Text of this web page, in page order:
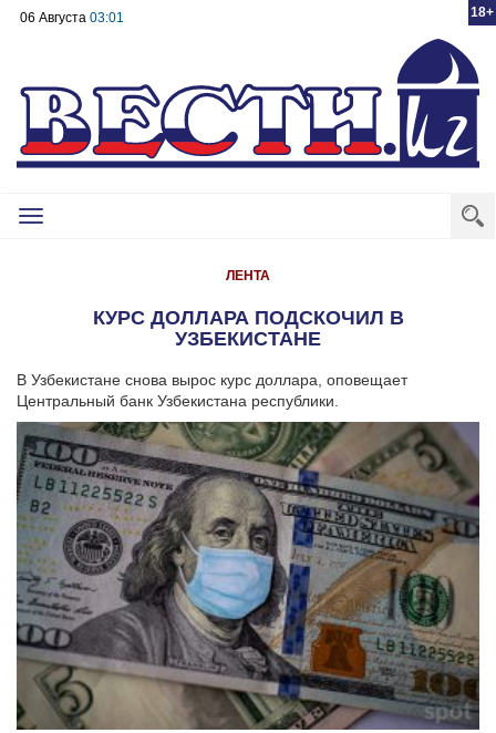
18+
06 Августа 03:01
Toggle
ЛЕНТА
КУРС ДОЛЛАРА ПОДСКОЧИЛ В
УЗБЕКИСТАНЕ
В Узбекистане снова вырос курс доллара, оповещает
Центральный банк Узбекистана республики.